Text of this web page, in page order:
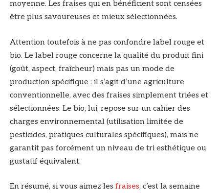
moyenne. Les fraises qui en bénéficient sont censées
être plus savoureuses et mieux sélectionnées.
Attention toutefois à ne pas confondre label rouge et
bio. Le label rouge concerne la qualité du produit fini
(goût, aspect, fraîcheur) mais pas un mode de
production spécifique : il s’agit d’une agriculture
conventionnelle, avec des fraises simplement triées et
sélectionnées. Le bio, lui, repose sur un cahier des
charges environnemental (utilisation limitée de
pesticides, pratiques culturales spécifiques), mais ne
garantit pas forcément un niveau de tri esthétique ou
gustatif équivalent.
En résumé, si vous aimez les fraises, c’est la semaine